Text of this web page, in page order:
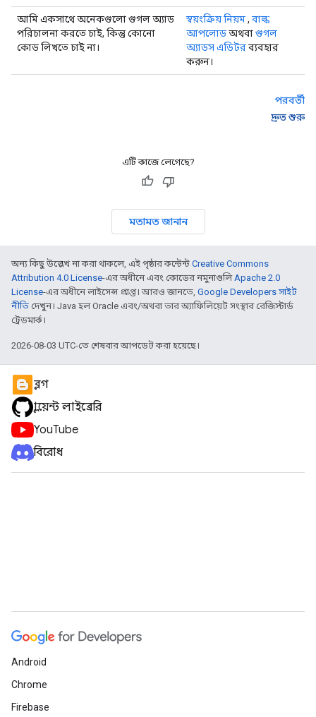
আমি একসাথে অনেকগুলো গুগল অ্যাড
পরিচালনা করতে চাই, কিন্তু কোনো
কোড লিখতে চাই না।
স্বয়ংক্রিয় নিয়ম, বাল্ক
আপলোডঅথবাগুগল
অ্যাডস এডিটরব্যবহার
করুন।
পরবর্তী
দ্রুত শুরু
এটি কাজে লেগেছে?
মতামত জানান
অন্য কিছু উল্লেখ না করা থাকলে, এই পৃষ্ঠার কন্টেন্ট Creative Commons
Attribution 4.0 License-এর অধীনে এবং কোডের নমুনাগুলিApache 2.0
License-এর অধীনে লাইসেন্স প্রাপ্ত। আরও জানতে, Google Developers সাইট
নীতি দেখুন। Java হল Oracle এবং/অথবা তার অ্যাফিলিয়েট সংস্থার রেজিস্টার্ড
ট্রেডমার্ক।
2026-08-03 UTC-তে শেষবার আপডেট করা হয়েছে।
ব্লগ
ক্লায়েন্ট লাইব্রেরি
YouTube
বিরোধ
Android
Chrome
Firebase